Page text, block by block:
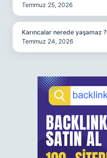
Temmuz 25, 2026
Karıncalar nerede yaşamaz ?
Temmuz 24, 2026